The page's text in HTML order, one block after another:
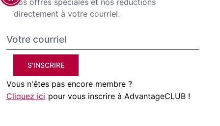
nos offres spéciales et nos réductions
directement à votre courriel.
S'INSCRIRE
Vous n'êtes pas encore membre ?
Cliquez ici pour vous inscrire à AdvantageCLUB !